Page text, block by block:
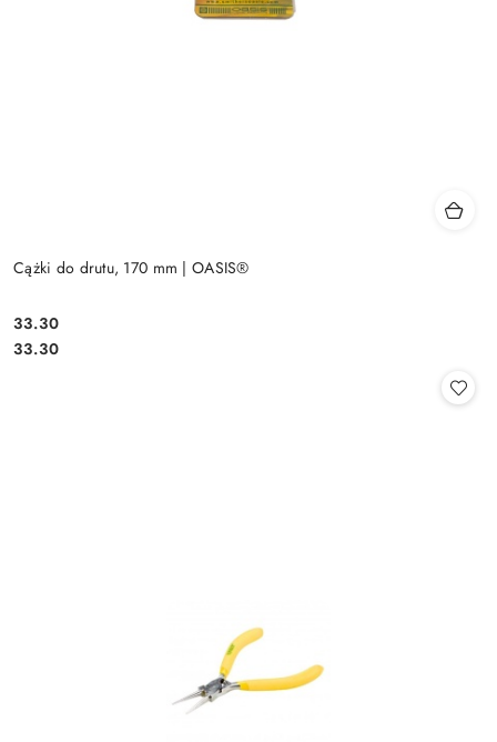
Cążki do drutu, 170 mm | OASIS®
Cena:
33.30
Cena:
33.30